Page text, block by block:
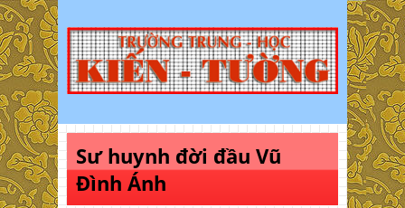
Sư huynh đời đầu Vũ
Đình Ánh